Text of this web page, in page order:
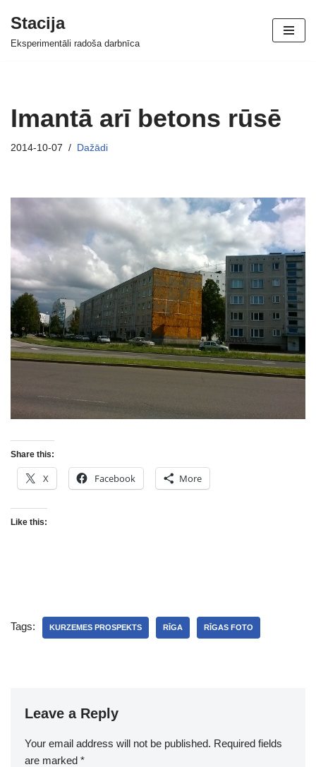
Skip
Stacija
Eksperimentāli radoša darbnīca
Imantā arī betons rūsē
2014-10-07 Dažādi
Share this:
X Facebook More
Like this:
Tags: KURZEMES PROSPEKTS RĪGA RĪGAS FOTO
Leave a Reply
Your email address will not be published. Required fields
are marked *